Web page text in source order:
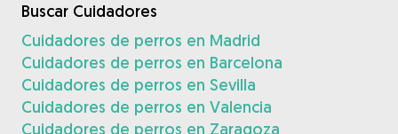
Buscar Cuidadores
Cuidadores de perros en Madrid
Cuidadores de perros en Barcelona
Cuidadores de perros en Sevilla
Cuidadores de perros en Valencia
Cuidadores de perros en Zaragoza